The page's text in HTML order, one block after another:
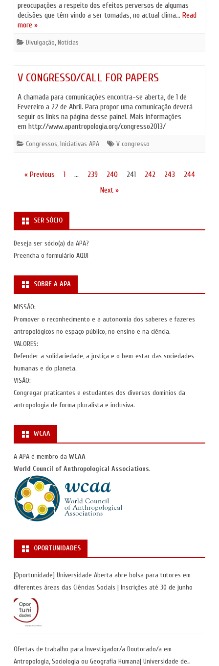
preocupações a respeito dos efeitos perversos de algumas
decisões que têm vindo a ser tomadas, no actual clima… Read
more »
Divulgação,Notícias
V CONGRESSO/CALL FOR PAPERS
A chamada para comunicações encontra-se aberta, de 1 de
Fevereiro a 22 de Abril. Para propor uma comunicação deverá
seguir os links na página desse painel. Mais informações
em http://www.apantropologia.org/congresso2013/
Congressos,Iniciativas APA V congresso
Paginação
« Previous 1 … 239 240 241 242 243
244
Next »
SER SÓCIO
Deseja ser sócio(a) da APA?
Preencha o formulário AQUI
SOBRE A APA
MISSÃO:
Promover o reconhecimento e a autonomia dos saberes e fazeres
antropológicos no espaço público, no ensino e na ciência.
VALORES:
Defender a solidariedade, a justiça e o bem-estar das sociedades
humanas e do planeta.
VISÃO:
Congregar praticantes e estudantes dos diversos domínios da
antropologia de forma pluralista e inclusiva.
WCAA
A APA é membro da WCAA
World Council of Anthropological Associations.
OPORTUNIDADES
[Oportunidade] Universidade Aberta abre bolsa para tutores em
diferentes áreas das Ciências Sociais | Inscrições até 30 de junho
Ofertas de trabalho para Investigador/a Doutorado/a em
Antropologia, Sociologia ou Geografia Humana| Universidade de